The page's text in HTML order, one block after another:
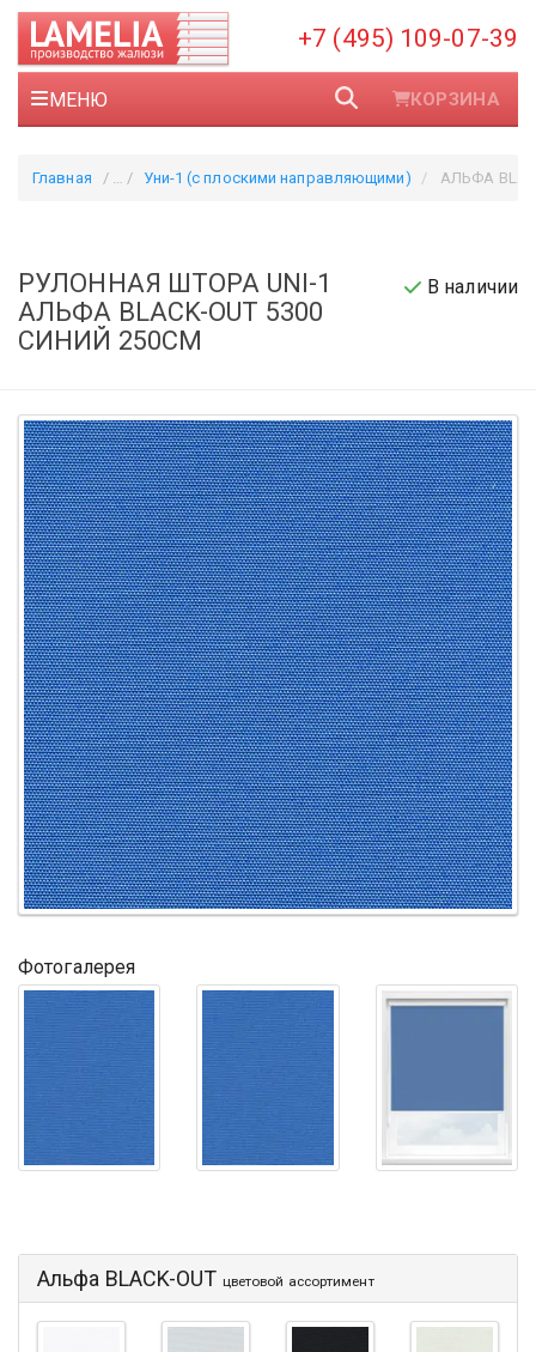
+7 (495) 109-07-39
МЕНЮ КОРЗИНА
Главная Уни-1 (с плоскими направляющими) АЛЬФА
РУЛОННАЯ ШТОРА UNI-1
АЛЬФА BLACK-OUT 5300
СИНИЙ 250CM
В наличии
Фотогалерея
Альфа BLACK-OUT цветовой ассортимент